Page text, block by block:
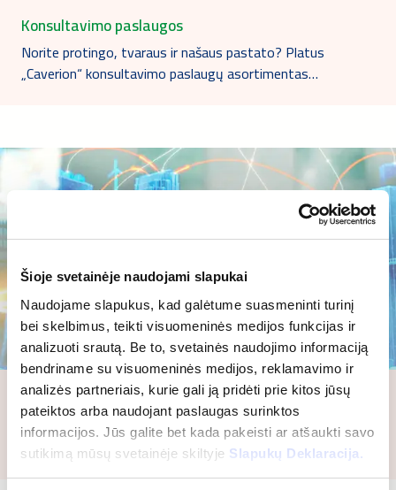
Šioje svetainėje naudojami slapukai
Naudojame slapukus, kad galėtume suasmeninti turinį
bei skelbimus, teikti visuomeninės medijos funkcijas ir
analizuoti srautą. Be to, svetainės naudojimo informaciją
bendriname su visuomeninės medijos, reklamavimo ir
analizės partneriais, kurie gali ją pridėti prie kitos jūsų
pateiktos arba naudojant paslaugas surinktos
informacijos. Jūs galite bet kada pakeisti ar atšaukti savo
sutikimą mūsų svetainėje skiltyje Slapukų Deklaracija.
Konsultavimo paslaugos
Norite protingo, tvaraus ir našaus pastato? Platus
„Caverion“ konsultavimo paslaugų asortimentas…
Automatikos sistemos
Sužinokite, kaip mūsų šiuolaikinės pastatų valdymo
sistemos ir automatika gali pagerinti jūsų turto…